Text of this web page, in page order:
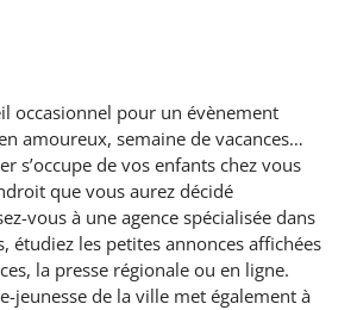
occasionnel pour un évènement
amoureux, semaine de vacances…
s’occupe de vos enfants chez vous
que vous aurez décidé
vous à une agence spécialisée dans
étudiez les petites annonces affichées
la presse régionale ou en ligne.
jeunesse de la ville met également à